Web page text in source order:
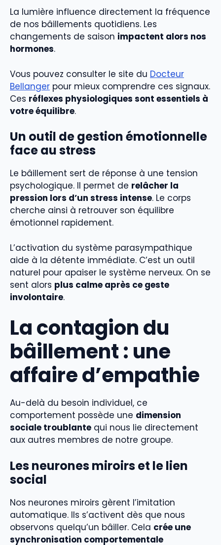
La lumière influence directement la fréquence
de nos bâillements quotidiens. Les
changements de saison impactent alors nos
hormones.
Vous pouvez consulter le site du Docteur
Bellanger pour mieux comprendre ces signaux.
Ces réflexes physiologiques sont essentiels à
votre équilibre.
Un outil de gestion émotionnelle
face au stress
Le bâillement sert de réponse à une tension
psychologique. Il permet de relâcher la
pression lors d’un stress intense. Le corps
cherche ainsi à retrouver son équilibre
émotionnel rapidement.
L’activation du système parasympathique
aide à la détente immédiate. C’est un outil
naturel pour apaiser le système nerveux. On se
sent alors plus calme après ce geste
involontaire.
La contagion du
bâillement : une
affaire d’empathie
Au-delà du besoin individuel, ce
comportement possède une dimension
sociale troublante qui nous lie directement
aux autres membres de notre groupe.
Les neurones miroirs et le lien
social
Nos neurones miroirs gèrent l’imitation
automatique. Ils s’activent dès que nous
observons quelqu’un bâiller. Cela crée une
synchronisation comportementale